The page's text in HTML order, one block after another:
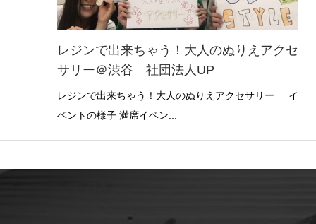
レジンで出来ちゃう！大人のぬりえアクセ
サリー＠渋谷 社団法人UP
レジンで出来ちゃう！大人のぬりえアクセサリー イ
ベントの様子 満席イベン...